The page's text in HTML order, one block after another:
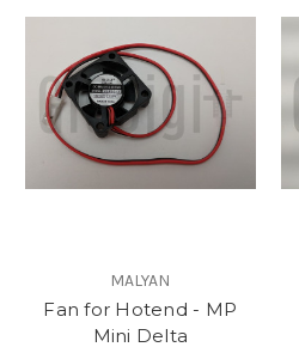
MALYAN
Fan for Hotend - MP
Mini Delta